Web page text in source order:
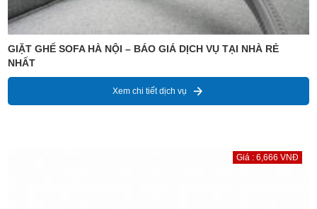
GIẶT GHẾ SOFA HÀ NỘI – BÁO GIÁ DỊCH VỤ TẠI NHÀ RẺ
NHẤT
Xem chi tiết dịch vụ
Giá : 6,666 VNĐ